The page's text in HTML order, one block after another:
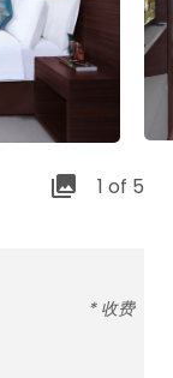
1 of 5
* 收费